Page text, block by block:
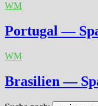
WM
Portugal —
WM
Brasilien —